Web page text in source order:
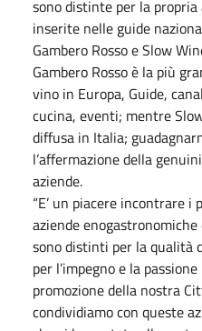
sono distinte per la
inserite nelle guide
Gambero Rosso e Slow
Gambero Rosso è la più
vino in Europa, Guide,
cucina, eventi; mentre
diffusa in Italia;
l’affermazione della
aziende.
“E’ un piacere incontrare
aziende
sono distinti per la qualità
per l’impegno e la
promozione della nostra
condividiamo con queste